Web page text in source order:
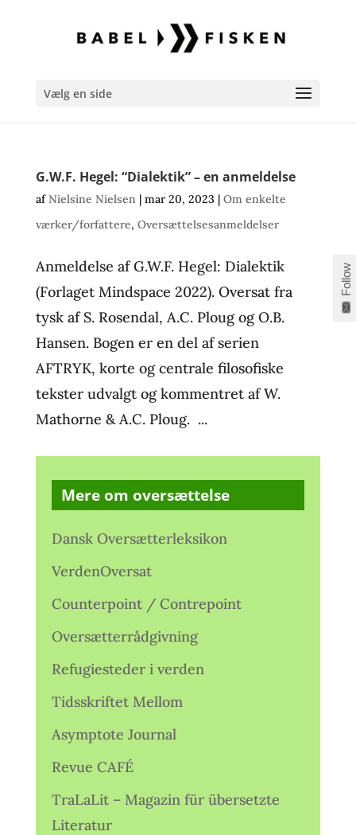
Vælg en side
G.W.F. Hegel: “Dialektik” – en anmeldelse
afNielsine Nielsen| mar 20, 2023| Om enkelte
værker/forfattere, Oversættelsesanmeldelser
Anmeldelse af G.W.F. Hegel: Dialektik
(Forlaget Mindspace 2022). Oversat fra
tysk af S. Rosendal, A.C. Ploug og O.B.
Hansen. Bogen er en del af serien
AFTRYK, korte og centrale filosofiske
tekster udvalgt og kommentret af W.
Mathorne & A.C. Ploug. ...
Mere om oversættelse
Dansk Oversætterleksikon
VerdenOversat
Counterpoint / Contrepoint
Oversætterrådgivning
Refugiesteder i verden
Tidsskriftet Mellom
Asymptote Journal
Revue CAFÉ
TraLaLit – Magazin für übersetzte
Literatur
Follow